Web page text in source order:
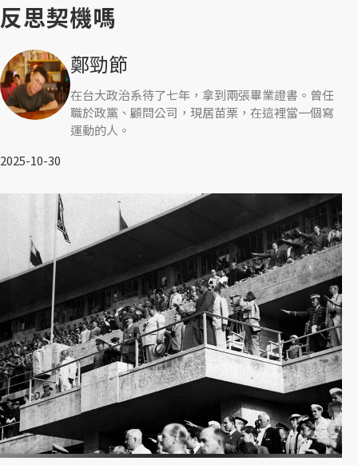
反思契機嗎
鄭勁節
在台大政治系待了七年，拿到兩張畢業證書。曾任
職於政黨、顧問公司，現居苗栗，在這裡當一個寫
運動的人。
2025-10-30